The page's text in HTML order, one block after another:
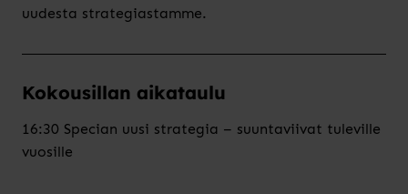
uudesta strategiastamme.
Kokousillan aikataulu
16:30 Specian uusi strategia – suuntaviivat tuleville
vuosille